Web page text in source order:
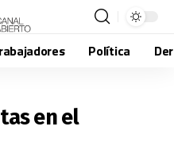
Política
en el